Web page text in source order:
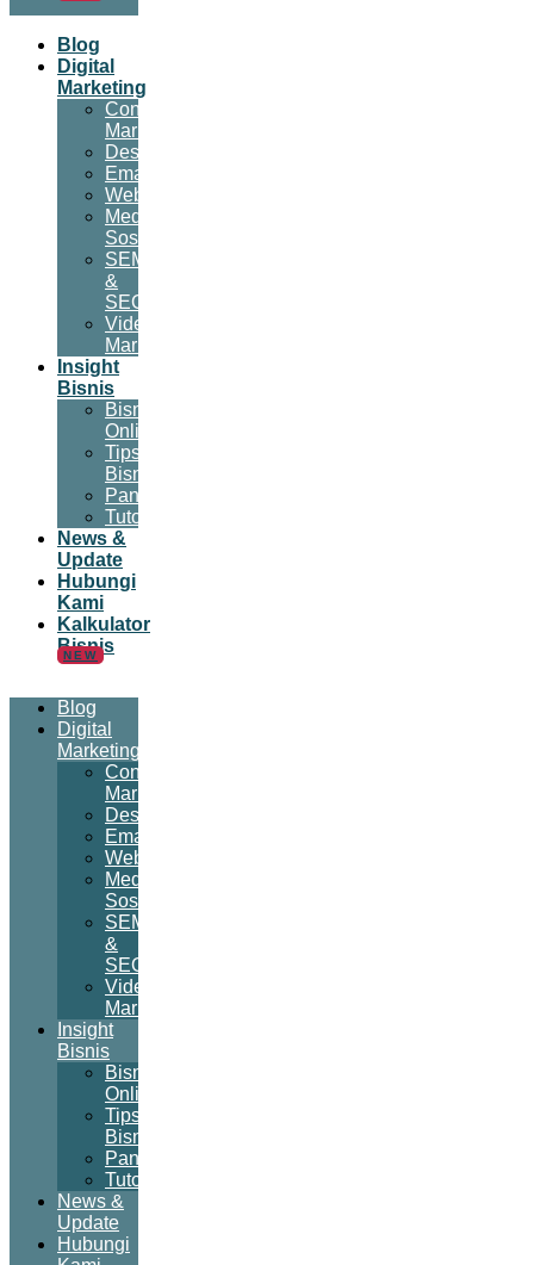
Blog
Digital
Marketing
Content
Marketing
Desain
Email
Website
Media
Sosial
SEM
&
SEO
Video
Marketing
Insight
Bisnis
Bisnis
Online
Tips
Bisnis
Panduan
Tutorial
News &
Update
Hubungi
Kami
Kalkulator
Bisnis
NEW
Blog
Digital
Marketing
Content
Marketing
Desain
Email
Website
Media
Sosial
SEM
&
SEO
Video
Marketing
Insight
Bisnis
Bisnis
Online
Tips
Bisnis
Panduan
Tutorial
News &
Update
Hubungi